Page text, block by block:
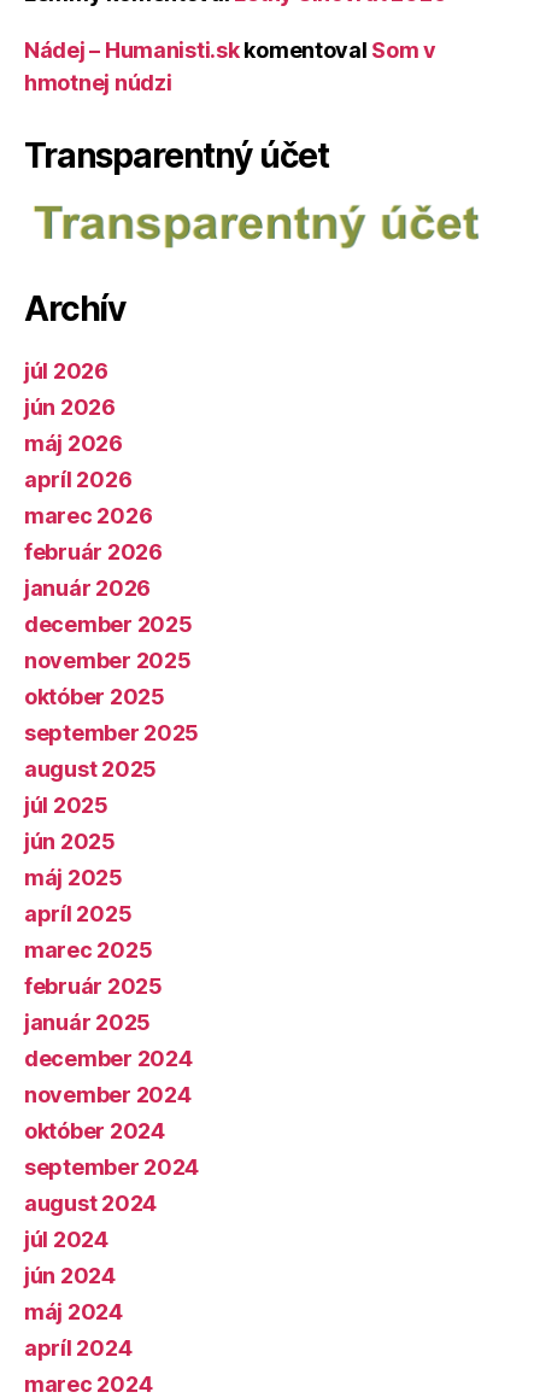
Nádej – Humanisti.skkomentoval Som v
hmotnej núdzi
Transparentný účet
Archív
júl 2026
jún 2026
máj 2026
apríl 2026
marec 2026
február 2026
január 2026
december 2025
november 2025
október 2025
september 2025
august 2025
júl 2025
jún 2025
máj 2025
apríl 2025
marec 2025
február 2025
január 2025
december 2024
november 2024
október 2024
september 2024
august 2024
júl 2024
jún 2024
máj 2024
apríl 2024
marec 2024